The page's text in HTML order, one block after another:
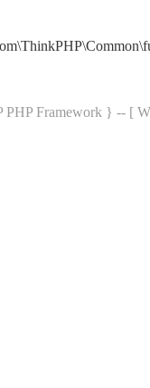
PHP Framework } -- [